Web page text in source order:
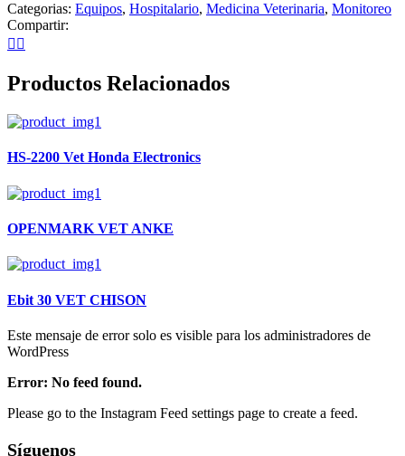
Categorias: Equipos, Hospitalario, Medicina Veterinaria, Monitoreo
Compartir:
Productos Relacionados
HS-2200 Vet Honda Electronics
OPENMARK VET ANKE
Ebit 30 VET CHISON
Este mensaje de error solo es visible para los administradores de
WordPress
Error: No feed found.
Please go to the Instagram Feed settings page to create a feed.
Síguenos